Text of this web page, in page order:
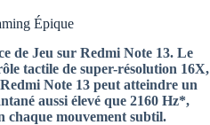
Épique
de Jeu sur Redmi Note 13. Le
tactile de super-résolution 16X,
Note 13 peut atteindre un
aussi élevé que 2160 Hz*,
chaque mouvement subtil.